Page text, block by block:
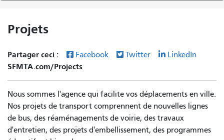
Projets
Partager ceci : Facebook Twitter LinkedIn
SFMTA.com/Projects
Nous sommes l'agence qui facilite vos déplacements en ville.
Nos projets de transport comprennent de nouvelles lignes
de bus, des réaménagements de voirie, des travaux
d'entretien, des projets d'embellissement, des programmes